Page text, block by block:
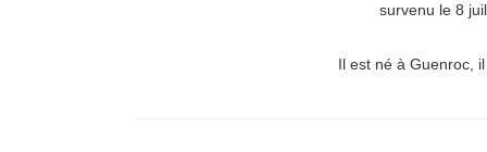
survenu le 8
Il est né à Guenroc,